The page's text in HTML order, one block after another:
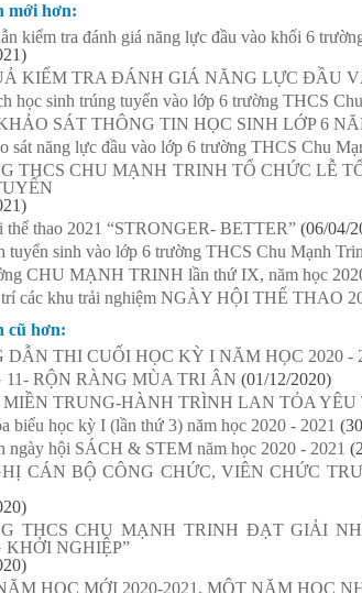
mới hơn:
kiểm tra đánh giá năng lực đầu vào khối 6
KIỂM TRA ĐÁNH GIÁ NĂNG LỰC ĐẦU
học sinh trúng tuyển vào lớp 6 trường THCS
SÁT THÔNG TIN HỌC SINH LỚP 6
sát năng lực đầu vào lớp 6 trường THCS Chu
THCS CHU MẠNH TRINH TỔ CHỨC LỄ
thể thao 2021 “STRONGER- BETTER” (06/04/
tuyển sinh vào lớp 6 trường THCS Chu Mạnh
CHU MẠNH TRINH lần thứ IX, năm học
các khu trải nghiệm NGÀY HỘI THỂ THAO
cũ hơn:
DẪN THI CUỐI HỌC KỲ I NĂM HỌC 2020 -
11- RỘN RÀNG MÙA TRI ÂN (01/12/2020)
TRUNG-HÀNH TRÌNH LAN TỎA YÊU
biểu học kỳ I (lần thứ 3) năm học 2020 - 2021
ngày hội SÁCH & STEM năm học 2020 - 2021
CÁN BỘ CÔNG CHỨC, VIÊN CHỨC
THCS CHU MẠNH TRINH ĐẠT GIẢI
KHỞI NGHIỆP”
HỌC MỚI 2020-2021, MỘT NĂM HỌC